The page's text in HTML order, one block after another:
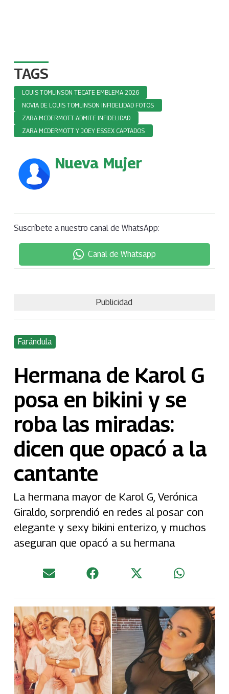
TAGS
LOUIS TOMLINSON TECATE EMBLEMA 2026
NOVIA DE LOUIS TOMLINSON INFIDELIDAD FOTOS
ZARA MCDERMOTT ADMITE INFIDELIDAD
ZARA MCDERMOTT Y JOEY ESSEX CAPTADOS
Nueva Mujer
Suscríbete a nuestro canal de WhatsApp:
Canal de Whatsapp
Publicidad
Farándula
Hermana de Karol G
posa en bikini y se
roba las miradas:
dicen que opacó a la
cantante
La hermana mayor de Karol G, Verónica
Giraldo, sorprendió en redes al posar con
elegante y sexy bikini enterizo, y muchos
aseguran que opacó a su hermana